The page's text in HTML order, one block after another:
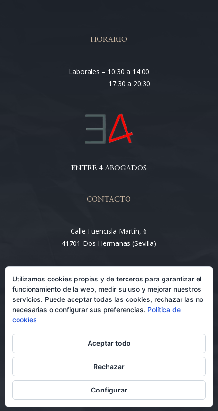
HORARIO
Laborales – 10:30 a 14:00
17:30 a 20:30
ENTRE 4 ABOGADOS
CONTACTO
Calle Fuencisla Martín, 6
41701 Dos Hermanas (Sevilla)
info@entre4abogados.com
Abogados en Dos Hermanas 08/07/2026
Utilizamos cookies propias y de terceros para garantizar el
funcionamiento de la web, medir su uso y mejorar nuestros
servicios. Puede aceptar todas las cookies, rechazar las no
necesarias o configurar sus preferencias. Política de
cookies
Aceptar todo
Rechazar
Configurar